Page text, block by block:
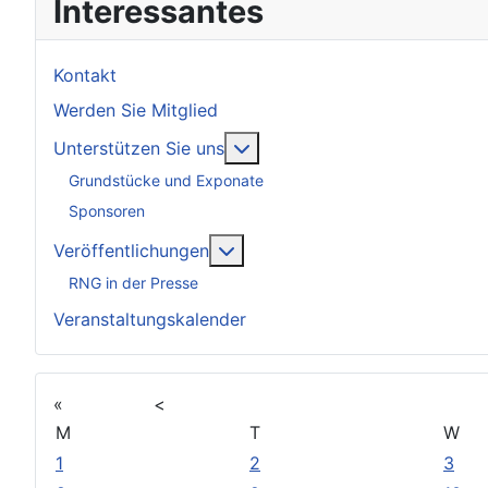
Interessantes
Kontakt
Werden Sie Mitglied
Unterstützen Sie uns
Grundstücke und Exponate
Sponsoren
Veröffentlichungen
RNG in der Presse
Veranstaltungskalender
« <
M
T W
1
2 3